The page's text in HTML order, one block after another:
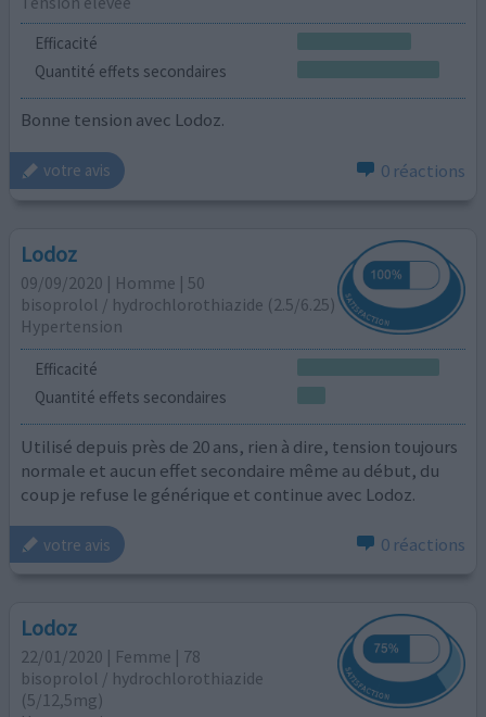
Efficacité
Quantité effets secondaires
Bonne tension avec Lodoz.
votre avis 0 réactions
Lodoz
09/09/2020 | Homme | 50
bisoprolol / hydrochlorothiazide (2.5/6.25)
Hypertension
Efficacité
Quantité effets secondaires
Utilisé depuis près de 20 ans, rien à dire, tension toujours
normale et aucun effet secondaire même au début, du
coup je refuse le générique et continue avec Lodoz.
votre avis 0 réactions
Lodoz
22/01/2020 | Femme | 78
bisoprolol / hydrochlorothiazide
(5/12,5mg)